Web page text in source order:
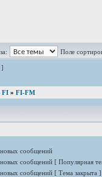
Поле
]
FI » FI-FM
сообщений
сообщений [ Популярная
сообщений [ Тема закрыта ]